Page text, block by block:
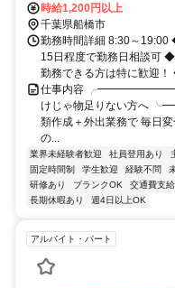
駅」からバス「車検場」停
★車通勤OK★
時給1,200円以上
千葉県船橋市
勤務時間詳細 8:30～
15日程度で勤務日相談可
勤務できる方は特に歓迎！
仕事内容
けじゃ物足りない
類作成＋外出業務で 毎日
の...
業界未経験者歓迎 社員登用あり
固定時間制
学生歓迎 経験不問
研修あり
ブランクOK 交通費支給
長期休暇あり
週4日以上OK
アルバイト・パート